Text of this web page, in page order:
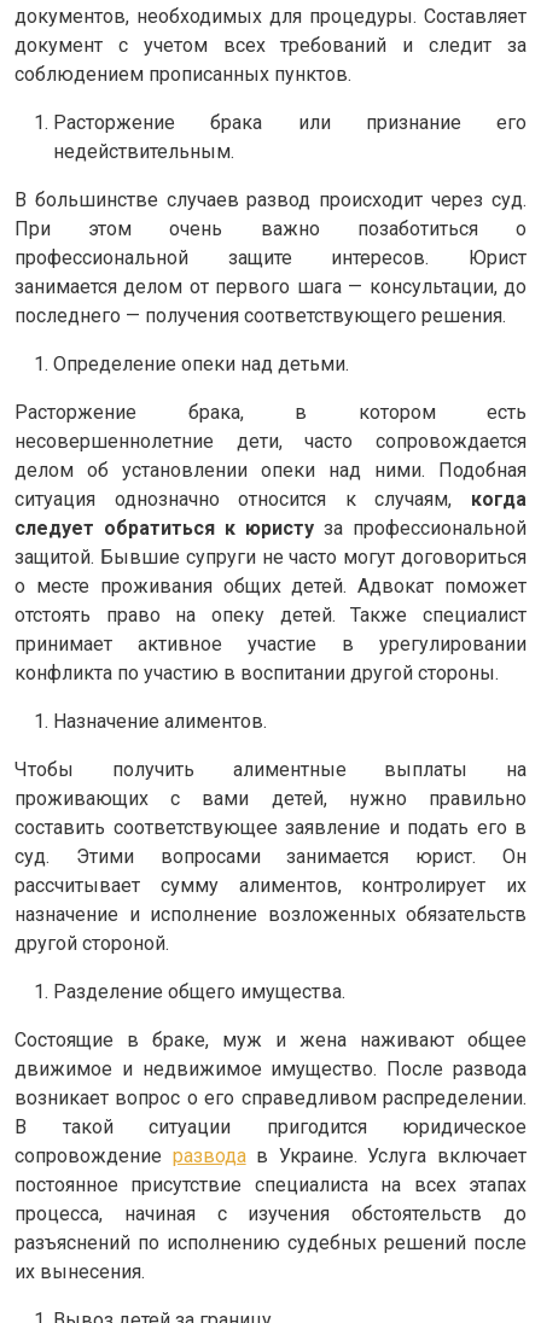
документов, необходимых для процедуры. Составляет
документ с учетом всех требований и следит за
соблюдением прописанных пунктов.
Расторжение брака или признание его
недействительным.
В большинстве случаев развод происходит через суд.
При этом очень важно позаботиться о
профессиональной защите интересов. Юрист
занимается делом от первого шага — консультации, до
последнего — получения соответствующего решения.
Определение опеки над детьми.
Расторжение брака, в котором есть
несовершеннолетние дети, часто сопровождается
делом об установлении опеки над ними. Подобная
ситуация однозначно относится к случаям, когда
следует обратиться к юристу за профессиональной
защитой. Бывшие супруги не часто могут договориться
о месте проживания общих детей. Адвокат поможет
отстоять право на опеку детей. Также специалист
принимает активное участие в урегулировании
конфликта по участию в воспитании другой стороны.
Назначение алиментов.
Чтобы получить алиментные выплаты на
проживающих с вами детей, нужно правильно
составить соответствующее заявление и подать его в
суд. Этими вопросами занимается юрист. Он
рассчитывает сумму алиментов, контролирует их
назначение и исполнение возложенных обязательств
другой стороной.
Разделение общего имущества.
Состоящие в браке, муж и жена наживают общее
движимое и недвижимое имущество. После развода
возникает вопрос о его справедливом распределении.
В такой ситуации пригодится юридическое
сопровождение разводав Украине. Услуга включает
постоянное присутствие специалиста на всех этапах
процесса, начиная с изучения обстоятельств до
разъяснений по исполнению судебных решений после
их вынесения.